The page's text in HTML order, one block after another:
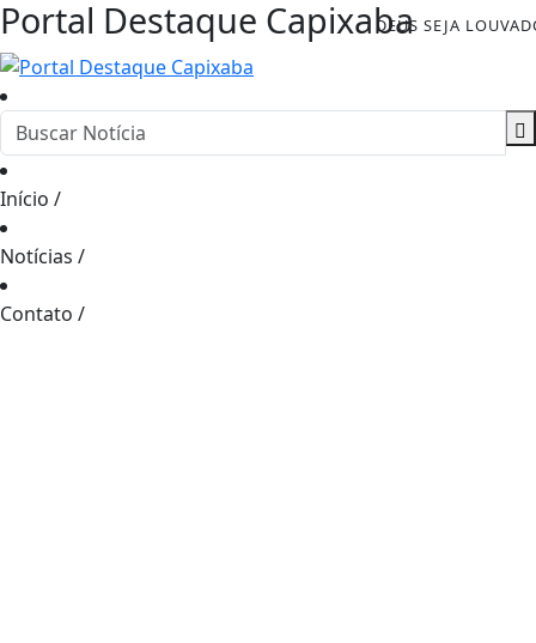
Portal Destaque CapixabaDEUS SEJA
Início /
Notícias /
Contato /